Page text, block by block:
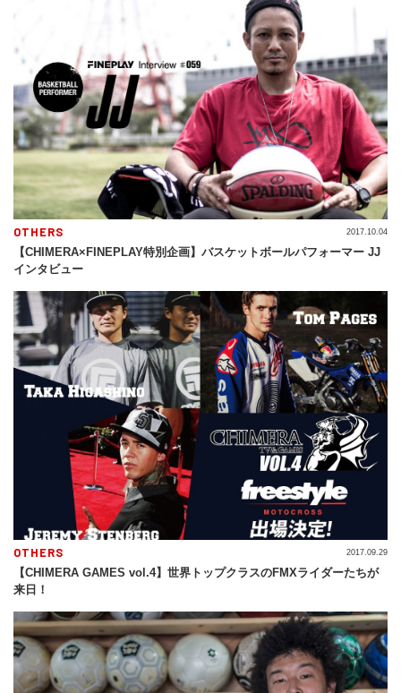
OTHERS
【CHIMERA×FINEPLAY特別企画】バスケットボールパフォーマー JJ
インタビュー
2017.10.04
OTHERS
【CHIMERA GAMES vol.4】世界トップクラスのFMXライダーたちが
来日！
2017.09.29